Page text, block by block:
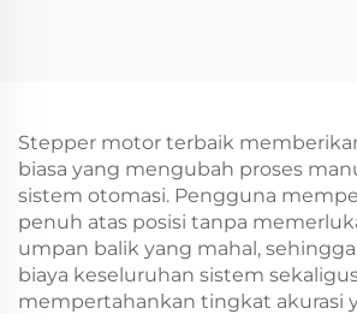
Stepper motor terbaik
biasa yang mengubah proses
sistem otomasi. Pengguna
penuh atas posisi tanpa
umpan balik yang mahal,
biaya keseluruhan sistem
mempertahankan tingkat akurasi